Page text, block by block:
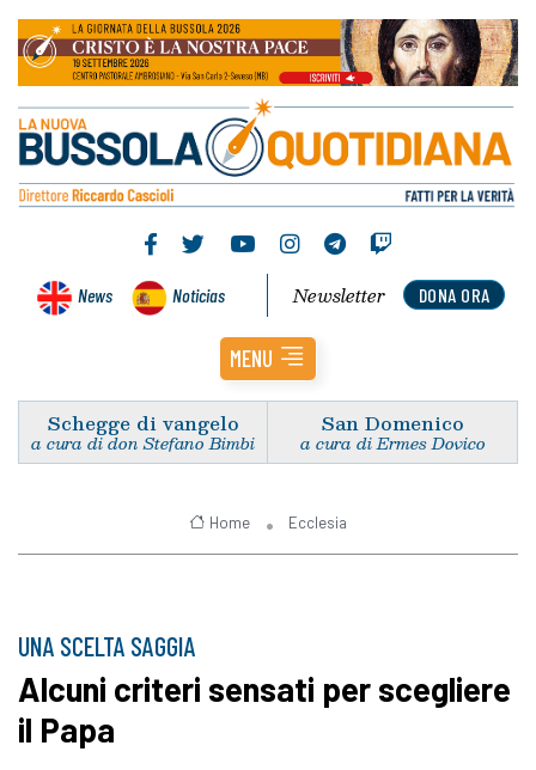
News Noticias DONA ORA
Newsletter
MENU
Schegge di vangelo
a cura di don Stefano Bimbi
San Domenico
a cura di Ermes Dovico
Home Ecclesia
UNA SCELTA SAGGIA
Alcuni criteri sensati per scegliere
il Papa